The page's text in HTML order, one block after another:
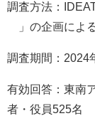
調査方法：
®︎」の企画によ
調査期間：2024
有効回答：東南
者・役員525名